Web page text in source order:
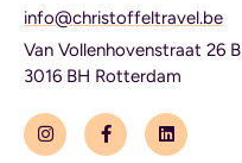
info@christoffeltravel.be
Van Vollenhovenstraat 26 B
3016 BH Rotterdam